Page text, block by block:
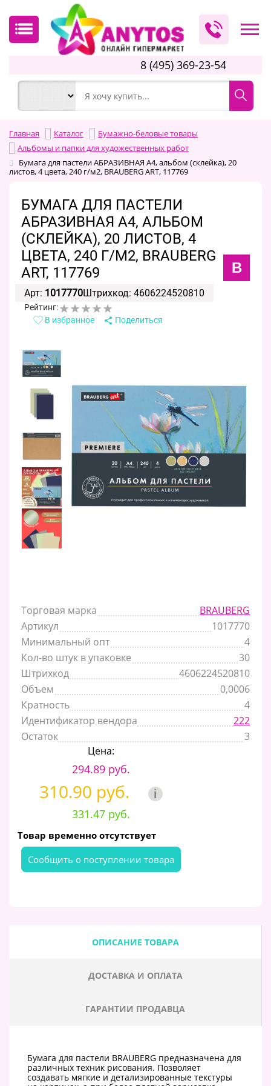
8 (495) 369-23-54
Главная Каталог
Бумажно-беловые товары
Альбомы и папки для художественных работ
Бумага для пастели АБРАЗИВНАЯ А4, альбом (склейка), 20
листов, 4 цвета, 240 г/м2, BRAUBERG ART, 117769
БУМАГА ДЛЯ ПАСТЕЛИ
АБРАЗИВНАЯ А4, АЛЬБОМ
(СКЛЕЙКА), 20 ЛИСТОВ, 4
ЦВЕТА, 240 Г/М2, BRAUBERG
ART, 117769
B
Арт: 1017770Штрихкод: 4606224520810
Рейтинг:
В избранное
Поделиться
Торговая марка
BRAUBERG
Артикул
1017770
Минимальный опт
4
Кол-во штук в упаковке
30
Штрихкод
4606224520810
Объем
0,0006
Кратность
4
Идентификатор вендора
222
Остаток
3
Цена:
294.89 руб.
310.90 руб. i
331.47 руб.
Товар временно отсутствует
Cообщить о поступлении товара
ОПИСАНИЕ ТОВАРА
ДОСТАВКА И ОПЛАТА
ГАРАНТИИ ПРОДАВЦА
Бумага для пастели BRAUBERG предназначена для
различных техник рисования. Позволяет
создавать мягкие и детализированные текстуры